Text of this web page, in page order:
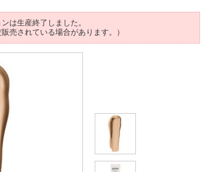
は生産終了しました。
売されている場合があります。）